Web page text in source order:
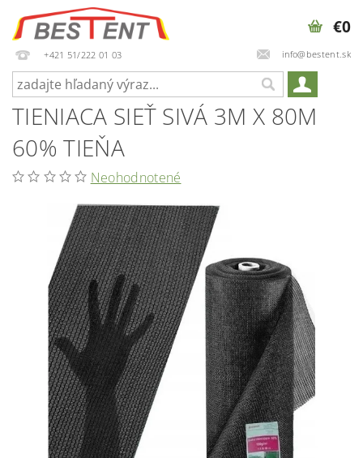
+421 51/222 01 03 info@bestent.sk
€0
TIENIACA SIEŤ SIVÁ 3M X 80M
60% TIEŇA
Neohodnotené